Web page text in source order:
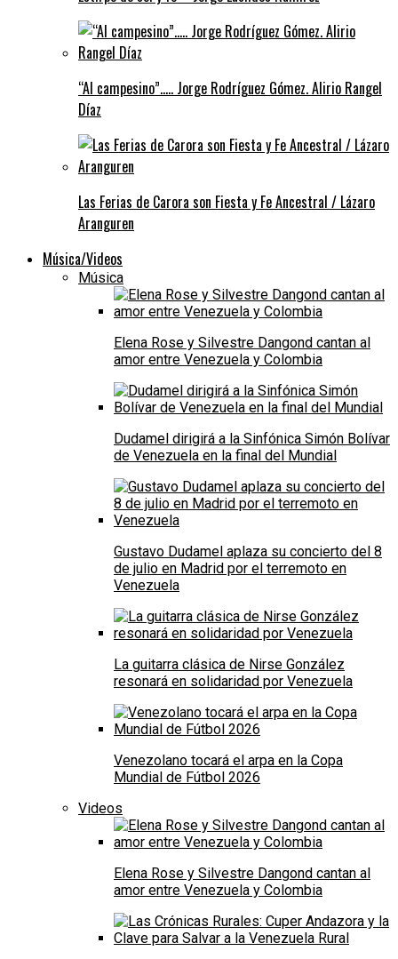
“Al campesino”….. Jorge Rodríguez Gómez. Alirio Rangel
Díaz
Las Ferias de Carora son Fiesta y Fe Ancestral / Lázaro
Aranguren
Música/Videos
Música
Elena Rose y Silvestre Dangond cantan al
amor entre Venezuela y Colombia
Dudamel dirigirá a la Sinfónica Simón Bolívar
de Venezuela en la final del Mundial
Gustavo Dudamel aplaza su concierto del 8
de julio en Madrid por el terremoto en
Venezuela
La guitarra clásica de Nirse González
resonará en solidaridad por Venezuela
Venezolano tocará el arpa en la Copa
Mundial de Fútbol 2026
Videos
Elena Rose y Silvestre Dangond cantan al
amor entre Venezuela y Colombia